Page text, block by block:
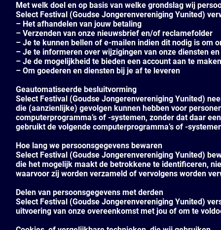
Met welk doel en op basis van welke grondslag wij
Select Festival (Goudse Jongerenvereniging Yunited)
– Het afhandelen van jouw betaling
– Verzenden van onze nieuwsbrief en/of reclamefolder
– Je te kunnen bellen of e-mailen indien dit nodig is om
– Je te informeren over wijzigingen van onze diensten
– Je de mogelijkheid te bieden een account aan te maken
– Om goederen en diensten bij je af te leveren
Geautomatiseerde besluitvorming
Select Festival (Goudse Jongerenvereniging Yunited)
die (aanzienlijke) gevolgen kunnen hebben voor
computerprogramma’s of -systemen, zonder dat daar
gebruikt de volgende computerprogramma’s of -
Hoe lang we persoonsgegevens bewaren
Select Festival (Goudse Jongerenvereniging Yunited)
die het mogelijk maakt de betrokkene te identificeren,
waarvoor zij worden verzameld of vervolgens worden
Delen van persoonsgegevens met derden
Select Festival (Goudse Jongerenvereniging Yunited)
uitvoering van onze overeenkomst met jou of om te